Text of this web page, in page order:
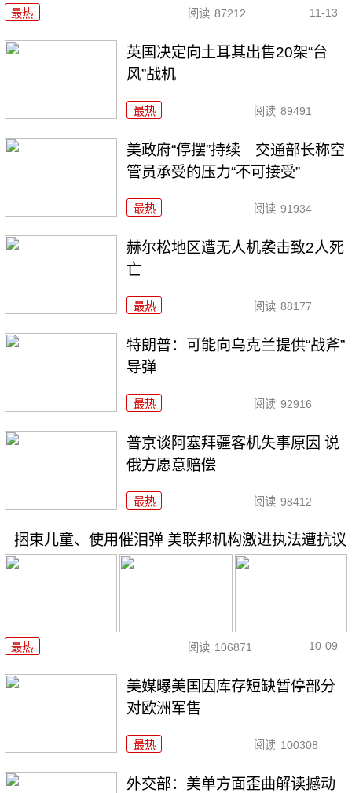
最热 阅读 87212 11-13
英国决定向土耳其出售20架“台
风”战机
最热 阅读 89491
美政府“停摆”持续 交通部长称空
管员承受的压力“不可接受”
最热 阅读 91934
赫尔松地区遭无人机袭击致2人死
亡
最热 阅读 88177
特朗普：可能向乌克兰提供“战斧”
导弹
最热 阅读 92916
普京谈阿塞拜疆客机失事原因 说
俄方愿意赔偿
最热 阅读 98412
捆束儿童、使用催泪弹 美联邦机构激进执法遭抗议
最热 阅读 106871 10-09
美媒曝美国因库存短缺暂停部分
对欧洲军售
最热 阅读 100308
外交部：美单方面歪曲解读撼动